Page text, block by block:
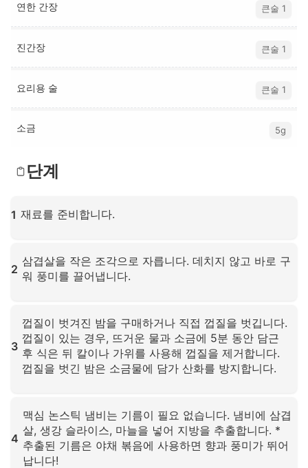
연한 간장 큰술 1
진간장 큰술 1
요리용 술 큰술 1
소금 5g
단계
1 재료를 준비합니다.
2
삼겹살을 작은 조각으로 자릅니다. 데치지 않고 바로 구
워 풍미를 끌어냅니다.
3
껍질이 벗겨진 밤을 구매하거나 직접 껍질을 벗깁니다.
껍질이 있는 경우, 뜨거운 물과 소금에 5분 동안 담근
후 식은 뒤 칼이나 가위를 사용해 껍질을 제거합니다.
껍질을 벗긴 밤은 소금물에 담가 산화를 방지합니다.
4
맥심 논스틱 냄비는 기름이 필요 없습니다. 냄비에 삼겹
살, 생강 슬라이스, 마늘을 넣어 지방을 추출합니다. *
추출된 기름은 야채 볶음에 사용하면 향과 풍미가 뛰어
납니다!